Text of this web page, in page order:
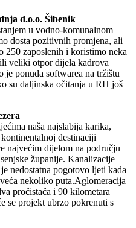
d.o.o. Šibenik
u vodno-komunalnom
dosta pozitivnih promjena, ali
zaposlenih i koristimo neka
veliki otpor dijela kadrova
je ponuda softwarea na tržištu
su daljinska očitanja u RH još
naša najslabija karika,
destinaciji
najvećim dijelom na području
županije. Kanalizacije
nedostatna pogotovo ljeti kada
nekoliko puta.Aglomeracija
pročistača i 90 kilometara
se projekt ubrzo pokrenuti s